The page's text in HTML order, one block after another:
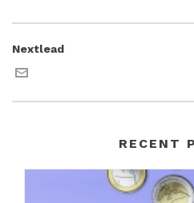
Nextlead
RECENT